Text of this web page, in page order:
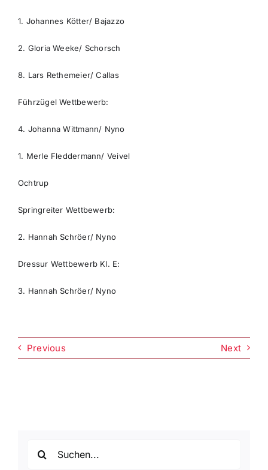
1. Johannes Kötter/ Bajazzo
2. Gloria Weeke/ Schorsch
8. Lars Rethemeier/ Callas
Führzügel Wettbewerb:
4. Johanna Wittmann/ Nyno
1. Merle Fleddermann/ Veivel
Ochtrup
Springreiter Wettbewerb:
2. Hannah Schröer/ Nyno
Dressur Wettbewerb Kl. E:
3. Hannah Schröer/ Nyno
Previous Next
nach: